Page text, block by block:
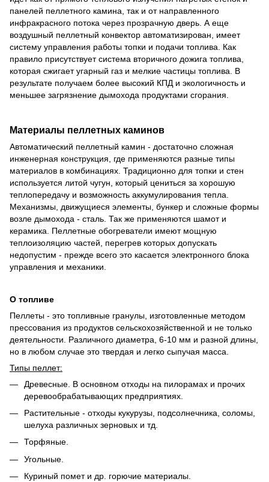
панелей пеллетного камина, так и от направленного
инфракрасного потока через прозрачную дверь. А еще
воздушный пеллетный конвектор автоматизирован, имеет
систему управления работы топки и подачи топлива. Как
правило присутствует система вторичного дожига топлива,
которая сжигает угарный газ и мелкие частицы топлива. В
результате получаем более высокий КПД и экологичность и
меньшее загрязнение дымохода продуктами сгорания.
Материалы пеллетных каминов
Автоматический пеллетный камин - достаточно сложная
инженерная конструкция, где применяются разные типы
материалов в комбинациях. Традиционно для топки и стен
используется литой чугун, который цениться за хорошую
теплопередачу и возможность аккумулирования тепла.
Механизмы, движущиеся элементы, бункер и сложные формы
возле дымохода - сталь. Так же применяются шамот и
керамика. Пеллетные обогреватели имеют мощную
теплоизоляцию частей, перегрев которых допускать
недопустим - прежде всего это касается электронного блока
управления и механики.
О топливе
Пеллеты - это топливные гранулы, изготовленные методом
прессования из продуктов сельскохозяйственной и не только
деятельности. Различного диаметра, 6-10 мм и разной длины,
но в любом случае это твердая и легко сыпучая масса.
Типы пеллет:
Древесные. В основном отходы на пилорамах и прочих
деревообрабатывающих предприятиях.
Растительные - отходы кукурузы, подсолнечника, соломы,
шелуха различных зерновых и тд.
Торфяные.
Угольные.
Куриный помет и др. горючие материалы.